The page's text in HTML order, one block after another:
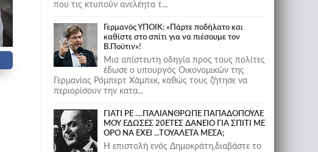
που τις κτυπούν ανελέητα τ...
Γερμανός ΥΠΟΙΚ: «Πάρτε ποδήλατο και
καθίστε στο σπίτι για να πιέσουμε τον
Β.Πούτιν»!
Μια απίστευτη οδηγία προς τους πολίτες
έδωσε ο υπουργός Οικονομικών της
Γερμανίας Ρόμπερτ Χάμπεκ, καθώς τους ζήτησε να
περιορίσουν την κατα...
ΓΙΑΤΙ ΡΕ ....ΠΑΛΙΑΝΘΡΩΠΕ ΠΑΠΑΔΟΠΟΥΛΕ
ΜΟΥ ΕΔΩΣΕΣ 20ΕΤΕΣ ΔΑΝΕΙΟ ΓΙΑ ΣΠΙΤΙ ΜΕ
ΟΡΟ ΝΑ ΕΧΕΙ ...ΤΟΥΑΛΕΤΑ ΜΕΣΑ;
Η επιστολή ενός Δημοκράτη,διαβάστε το